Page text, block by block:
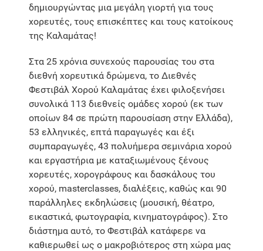
δημιουργώντας μια μεγάλη γιορτή για τους
χορευτές, τους επισκέπτες και τους κατοίκους
της Καλαμάτας!
Στα 25 χρόνια συνεχούς παρουσίας του στα
διεθνή χορευτικά δρώμενα, το Διεθνές
Φεστιβάλ Χορού Καλαμάτας έχει φιλοξενήσει
συνολικά 113 διεθνείς ομάδες χορού (εκ των
οποίων 84 σε πρώτη παρουσίαση στην Ελλάδα),
53 ελληνικές, επτά παραγωγές και έξι
συμπαραγωγές, 43 πολυήμερα σεμινάρια χορού
και εργαστήρια με καταξιωμένους ξένους
χορευτές, χορογράφους και δασκάλους του
χορού, masterclasses, διαλέξεις, καθώς και 90
παράλληλες εκδηλώσεις (μουσική, θέατρο,
εικαστικά, φωτογραφία, κινηματογράφος). Στο
διάστημα αυτό, το Φεστιβάλ κατάφερε να
καθιερωθεί ως ο μακροβιότερος στη χώρα μας